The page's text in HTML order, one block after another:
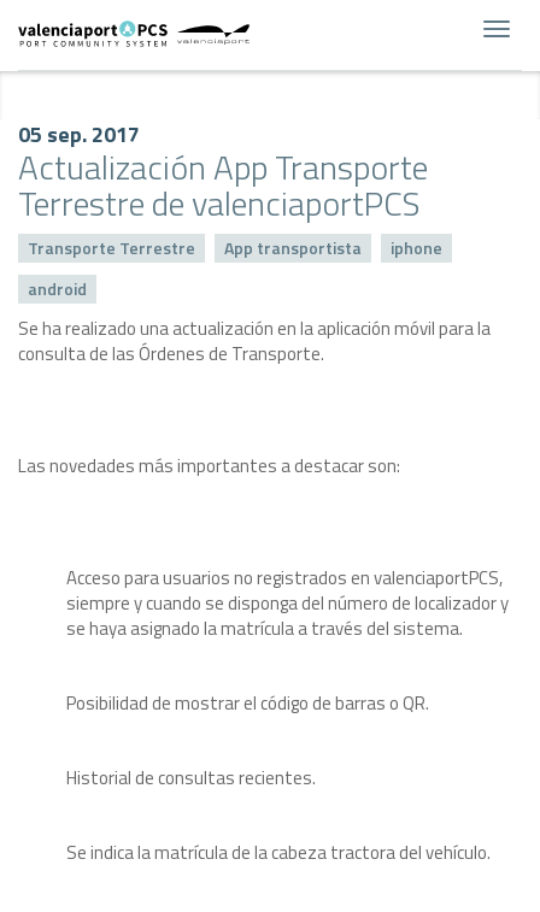
05 sep. 2017
Actualización App Transporte
Terrestre de valenciaportPCS
Transporte Terrestre App transportista
iphone
android
Se ha realizado una actualización en la aplicación móvil para la
consulta de las Órdenes de Transporte.
Las novedades más importantes a destacar son:
Acceso para usuarios no registrados en valenciaportPCS,
siempre y cuando se disponga del número de localizador y
se haya asignado la matrícula a través del sistema.
Posibilidad de mostrar el código de barras o QR.
Historial de consultas recientes.
Se indica la matrícula de la cabeza tractora del vehículo.